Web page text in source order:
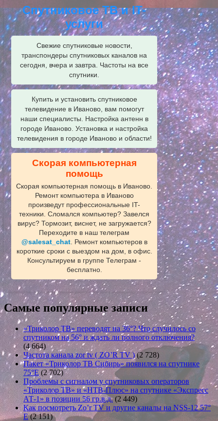
Спутниковое ТВ и IT-
услуги
Свежие спутниковые новости,
транспондеры спутниковых каналов на
сегодня, вчера и завтра. Частоты на все
спутники.
Купить и установить спутниковое
телевидение в Иваново, вам помогут
наши специалисты. Настройка антенн в
городе Иваново. Установка и настройка
телевидения в городе Иваново и области!
Скорая компьютерная
помощь
Скорая компьютерная помощь в Иваново.
Ремонт компьютера в Иваново
произведут профессиональные IT-
техники. Сломался компьютер? Завелся
вирус? Тормозит, виснет, не загружается?
Переходите в наш телеграм
@salesat_chat. Ремонт компьютеров в
короткие сроки с выездом на дом, в офис.
Консультируем в группе Телеграм -
бесплатно.
Самые популярные записи
«Триколор ТВ» переводят на 36°? Что случилось со
спутником на 56° и ждать ли полного отключения?
(4 664)
Частота канала zor tv ( ZO’R TV ) (2 728)
Пакет «Триколор ТВ Сибирь» появился на спутнике
75°E (2 702)
Проблемы с сигналом у спутниковых операторов
«Триколор ТВ» и «НТВ-Плюс» на спутнике «Экспресс
АТ-1» в позиции 56 гр.в.д. (2 449)
Как посмотреть Zo’r TV и другие каналы на NSS-12 57°
E (2 151)